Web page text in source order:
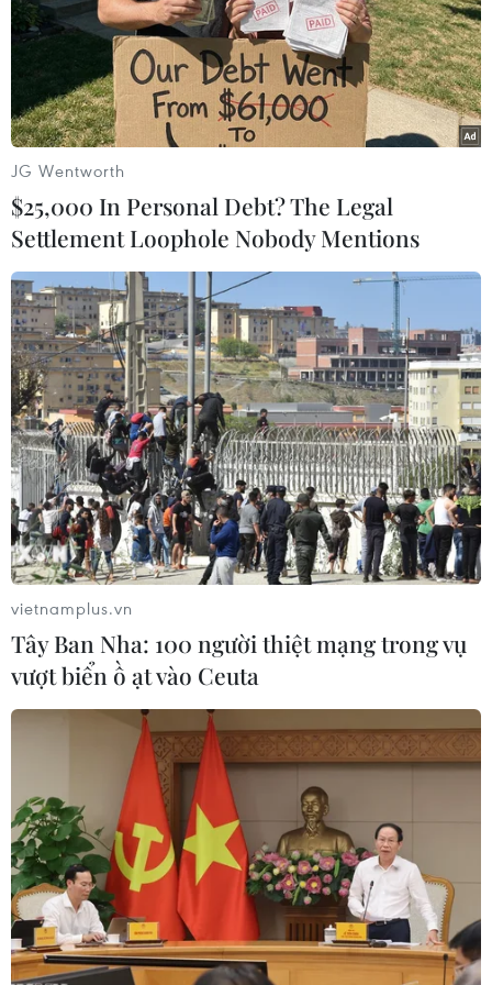
Cần Thơ xem xét đề xuất xây dựng Tổ hợp Giáo
dục-Đào tạo 636 tỷ đồng
Đến năm 2030, Việt Nam làm chủ ít nhất 4 công
nghệ chiến lược
Dự thảo Luật Kiến trúc: Bổ sung quy định nhận
diện bản sắc văn hóa dân tộc
Cao điểm "100 ngày chuyển đổi số": Chuyển
động từ cơ sở
TIN LIÊN QUAN
Tổng Bí thư Tô Lâm gặp gỡ đại
diện cộng đồng người Việt Nam tại
Singapore
12/03/2025 03:11
Chiều tối 11/3, Tổng Bí thư Tô Lâm và Phu nhân cùng
JG Wentworth
$25,000 In Personal Debt? The Legal
Settlement Loophole Nobody Mentions
vietnamplus.vn
Tây Ban Nha: 100 người thiệt mạng trong vụ
vượt biển ồ ạt vào Ceuta